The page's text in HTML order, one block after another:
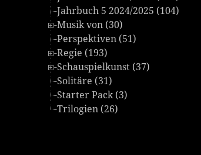
Jahrbuch 5 2024/2025 (104)
Musik von (30)
Perspektiven (51)
Regie (193)
Schauspielkunst (37)
Solitäre (31)
Starter Pack (3)
Trilogien (26)